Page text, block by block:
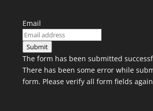
Email
Submit
The form has been submitted
There has been some error while
form. Please verify all form fields